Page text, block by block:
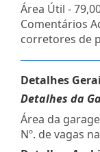
Área Útil -
Comentários
corretores de
Detalhes
Detalhes da
Área da
Nº. de vagas